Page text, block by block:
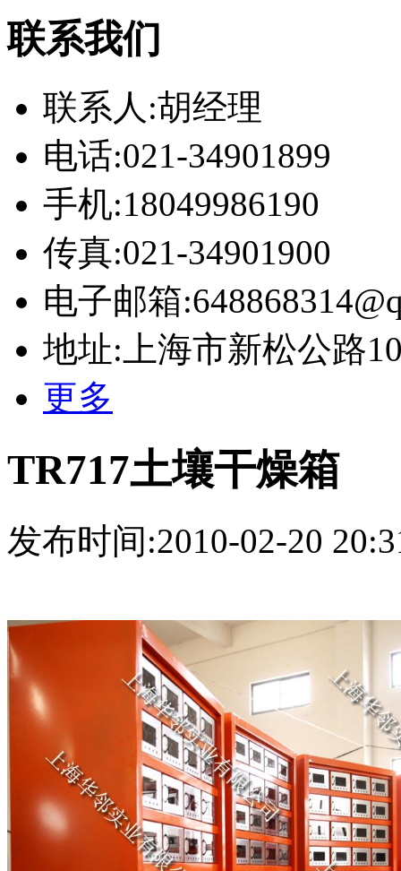
联系我们
联系人:胡经理
电话:021-34901899
手机:18049986190
传真:021-34901900
电子邮箱
地址:上海市新松公路
更多
TR717土壤干燥箱
发布时间:2010-02-20